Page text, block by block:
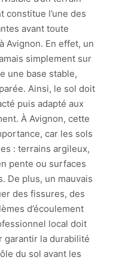
constitue l’une des
avant toute
Avignon. En effet, un
simplement sur
une base stable,
Ainsi, le sol doit
puis adapté aux
À Avignon, cette
car les sols
: terrains argileux,
pente ou surfaces
De plus, un mauvais
des fissures, des
d’écoulement
local doit
garantir la durabilité
du sol avant les